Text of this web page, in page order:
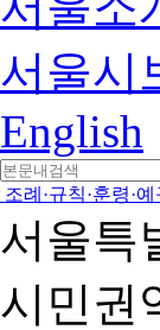
서울시
English
조례·규칙·훈령·예
서울특
시민권